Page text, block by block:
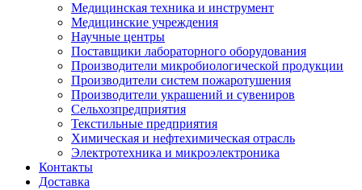
Медицинская техника и инструмент
Медицинские учреждения
Научные центры
Поставщики лабораторного оборудования
Производители микробиологической продукции
Производители систем пожаротушения
Производители украшений и сувениров
Сельхозпредприятия
Текстильные предприятия
Химическая и нефтехимическая отрасль
Электротехника и микроэлектроника
Контакты
Доставка